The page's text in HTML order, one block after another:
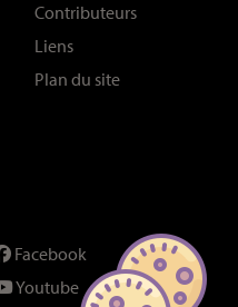
Contributeurs
Liens
Plan du site
Facebook
Youtube